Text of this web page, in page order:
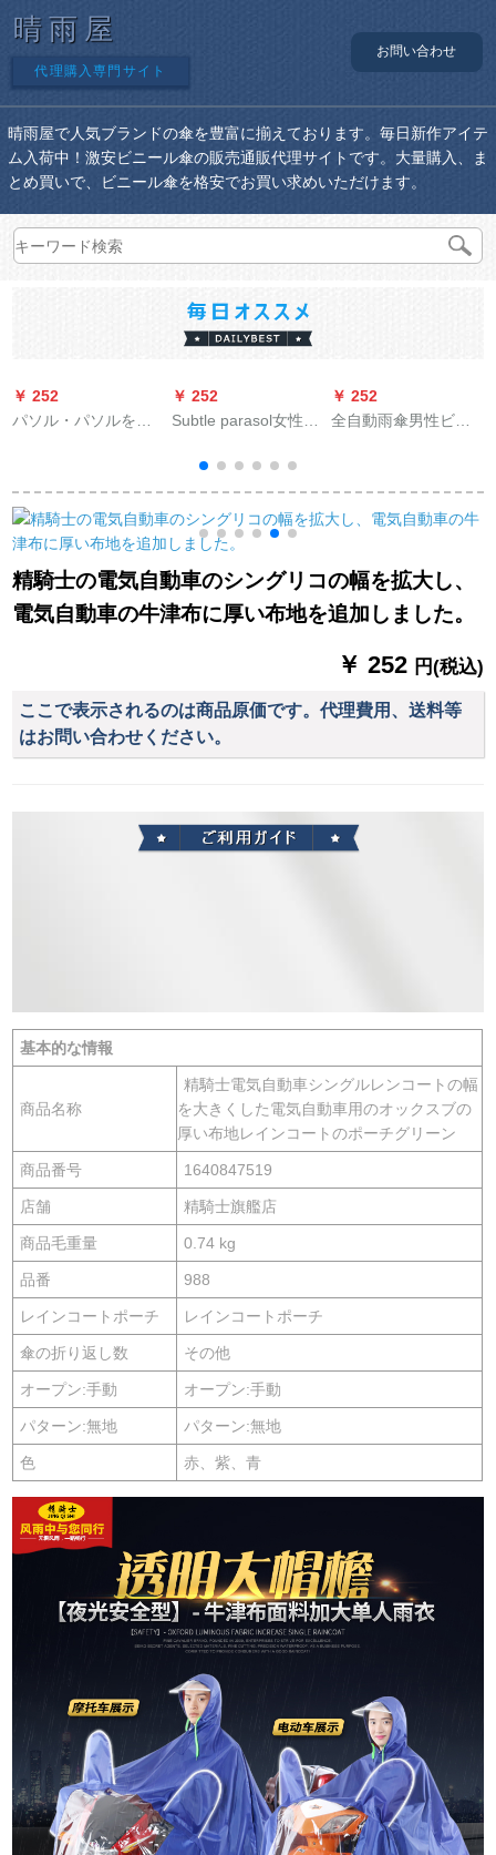
晴雨屋
代理購入専門サイト
お問い合わせ
晴雨屋で人気ブランドの傘を豊富に揃えております。毎日新作アイテ
ム入荷中！激安ビニール傘の販売通販代理サイトです。大量購入、ま
とめ買いで、ビニール傘を格安でお買い求めいただけます。
￥ 252
パソル・パソルを兼
です。
￥ 252
Subtle parasol女性の
強いです。日伞は超
軽いです。晴雨兼用
傘を三つ折りにしま
す。屋外の濡れた傘
TURE RETNDレッ
ト。
￥ 252
全自動雨傘男性ビジ
で成人男女を晴れ雨
兼用傘10骨大傘-黒
精騎士の電気自動車のシングリコの幅を拡大し、
電気自動車の牛津布に厚い布地を追加しました。
￥ 252 円(税込)
ここで表示されるのは商品原価です。代理費用、送料等
はお問い合わせください。
基本的な情報
商品名称
精騎士電気自動車シングルレンコートの幅
を大きくした電気自動車用のオックスブの
厚い布地レインコートのポーチグリーン
商品番号 1640847519
店舗 精騎士旗艦店
商品毛重量 0.74 kg
品番 988
レインコートポーチ レインコートポーチ
傘の折り返し数 その他
オープン:手動 オープン:手動
パターン:無地 パターン:無地
色 赤、紫、青